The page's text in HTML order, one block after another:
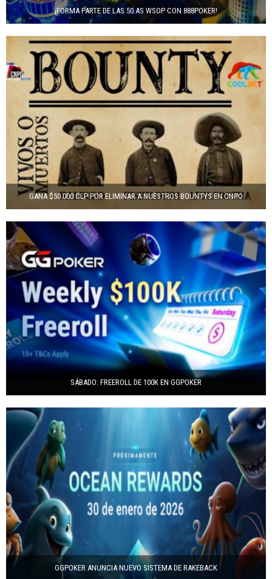
¡FORMA PARTE DE LAS 50.AS WSOP CON 888POKER!
GANA $50.000 CLP POR ELIMINAR A NUESTROS BOUNTYS EN CNPO
SÁBADO: FREEROLL DE 100K EN GGPOKER
GGPOKER ANUNCIA NUEVO SISTEMA DE RAKEBACK